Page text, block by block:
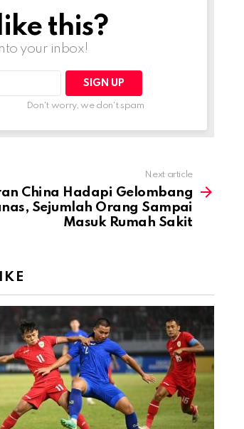
this?
your inbox!
Don't worry, we don't spam
Next article
China Hadapi Gelombang
Sejumlah Orang Sampai
Masuk Rumah Sakit